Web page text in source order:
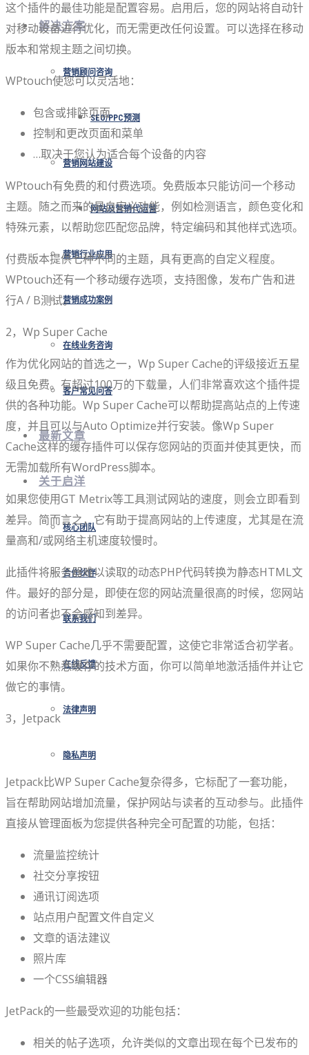
解决方案
营销顾问咨询
SEO/PPC预测
营销网站建设
网站及营销代运营
营销行业应用
营销成功案例
在线业务咨询
客户常见问答
最新文章
关于启洋
核心团队
合作伙伴
联系我们
在线反馈
法律声明
隐私声明
这个插件的最佳功能是配置容易。启用后，您的网站将自动针
对移动设备进行优化，而无需更改任何设置。可以选择在移动
版本和常规主题之间切换。
WPtouch使您可以灵活地：
包含或排除页面
控制和更改页面和菜单
…取决于您认为适合每个设备的内容
WPtouch有免费的和付费选项。免费版本只能访问一个移动
主题。随之而来的是自定义功能，例如检测语言，颜色变化和
特殊元素，以帮助您匹配您品牌，特定编码和其他样式选项。
付费版本提供七种不同的主题，具有更高的自定义程度。
WPtouch还有一个移动缓存选项，支持图像，发布广告和进
行A / B测试。
2，Wp Super Cache
作为优化网站的首选之一，Wp Super Cache的评级接近五星
级且免费。有超过100万的下载量，人们非常喜欢这个插件提
供的各种功能。Wp Super Cache可以帮助提高站点的上传速
度，并且可以与Auto Optimize并行安装。像Wp Super
Cache这样的缓存插件可以保存您网站的页面并使其更快，而
无需加载所有WordPress脚本。
如果您使用GT Metrix等工具测试网站的速度，则会立即看到
差异。简而言之，它有助于提高网站的上传速度，尤其是在流
量高和/或网络主机速度较慢时。
此插件将服务器难以读取的动态PHP代码转换为静态HTML文
件。最好的部分是，即使在您的网站流量很高的时候，您网站
的访问者也不会感知到差异。
WP Super Cache几乎不需要配置，这使它非常适合初学者。
如果你不熟悉缓存的技术方面，你可以简单地激活插件并让它
做它的事情。
3，Jetpack
Jetpack比WP Super Cache复杂得多，它标配了一套功能，
旨在帮助网站增加流量，保护网站与读者的互动参与。此插件
直接从管理面板为您提供各种完全可配置的功能，包括：
流量监控统计
社交分享按钮
通讯订阅选项
站点用户配置文件自定义
文章的语法建议
照片库
一个CSS编辑器
JetPack的一些最受欢迎的功能包括：
相关的帖子选项，允许类似的文章出现在每个已发布的